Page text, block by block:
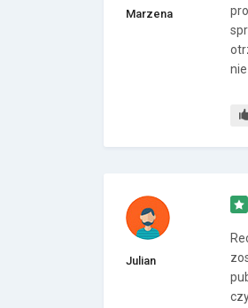
Marzena
Julian